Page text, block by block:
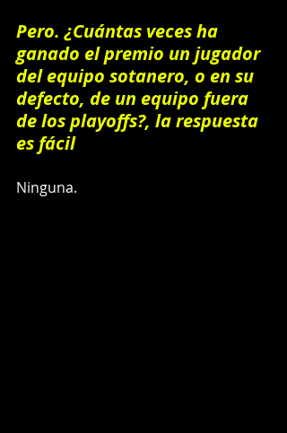
Pero. ¿Cuántas veces ha
ganado el premio un jugador
del equipo sotanero, o en su
defecto, de un equipo fuera
de los playoffs?, la respuesta
es fácil
Ninguna.